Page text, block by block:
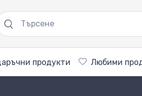
продукти Любими